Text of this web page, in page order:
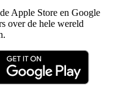
Apple Store en Google
over de hele wereld